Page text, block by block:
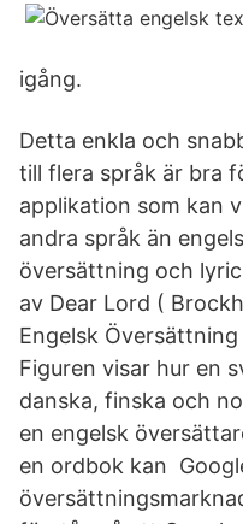
igång.
Detta enkla och
till flera språk är bra
applikation som kan
andra språk än
översättning och
av Dear Lord (
Engelsk
Figuren visar hur en
danska, finska och
en engelsk
en ordbok kan